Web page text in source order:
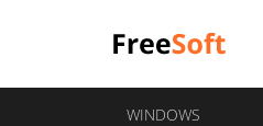
WINDOWS